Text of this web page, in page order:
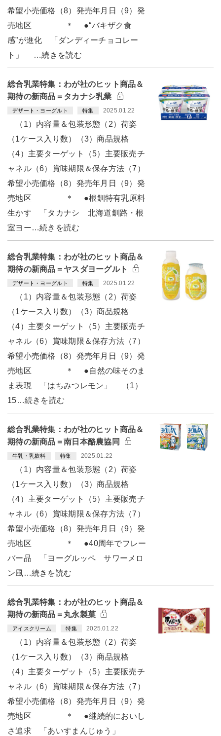
希望小売価格（8）発売年月日（9）発
売地区 ＊ ●“バキザク食
感”が進化 「ダンディーチョコレー
ト」 …続きを読む
総合乳業特集：わが社のヒット商品＆
期待の新商品＝タカナシ乳業
デザート・ヨーグルト 特集 2025.01.22
（1）内容量＆包装形態（2）荷姿
（1ケース入り数）（3）商品規格
（4）主要ターゲット（5）主要販売チ
ャネル（6）賞味期限＆保存方法（7）
希望小売価格（8）発売年月日（9）発
売地区 ＊ ●根釧特有乳原料
生かす 「タカナシ 北海道釧路・根
室ヨー…続きを読む
総合乳業特集：わが社のヒット商品＆
期待の新商品＝ヤスダヨーグルト
デザート・ヨーグルト 特集 2025.01.22
（1）内容量＆包装形態（2）荷姿
（1ケース入り数）（3）商品規格
（4）主要ターゲット（5）主要販売チ
ャネル（6）賞味期限＆保存方法（7）
希望小売価格（8）発売年月日（9）発
売地区 ＊ ●自然の味そのま
ま表現 「はちみつレモン」 （1）
15…続きを読む
総合乳業特集：わが社のヒット商品＆
期待の新商品＝南日本酪農協同
牛乳・乳飲料 特集 2025.01.22
（1）内容量＆包装形態（2）荷姿
（1ケース入り数）（3）商品規格
（4）主要ターゲット（5）主要販売チ
ャネル（6）賞味期限＆保存方法（7）
希望小売価格（8）発売年月日（9）発
売地区 ＊ ●40周年でフレー
バー品 「ヨーグルッペ サワーメロ
ン風…続きを読む
総合乳業特集：わが社のヒット商品＆
期待の新商品＝丸永製菓
アイスクリーム 特集 2025.01.22
（1）内容量＆包装形態（2）荷姿
（1ケース入り数）（3）商品規格
（4）主要ターゲット（5）主要販売チ
ャネル（6）賞味期限＆保存方法（7）
希望小売価格（8）発売年月日（9）発
売地区 ＊ ●継続的においし
さ追求 「あいすまんじゅう」